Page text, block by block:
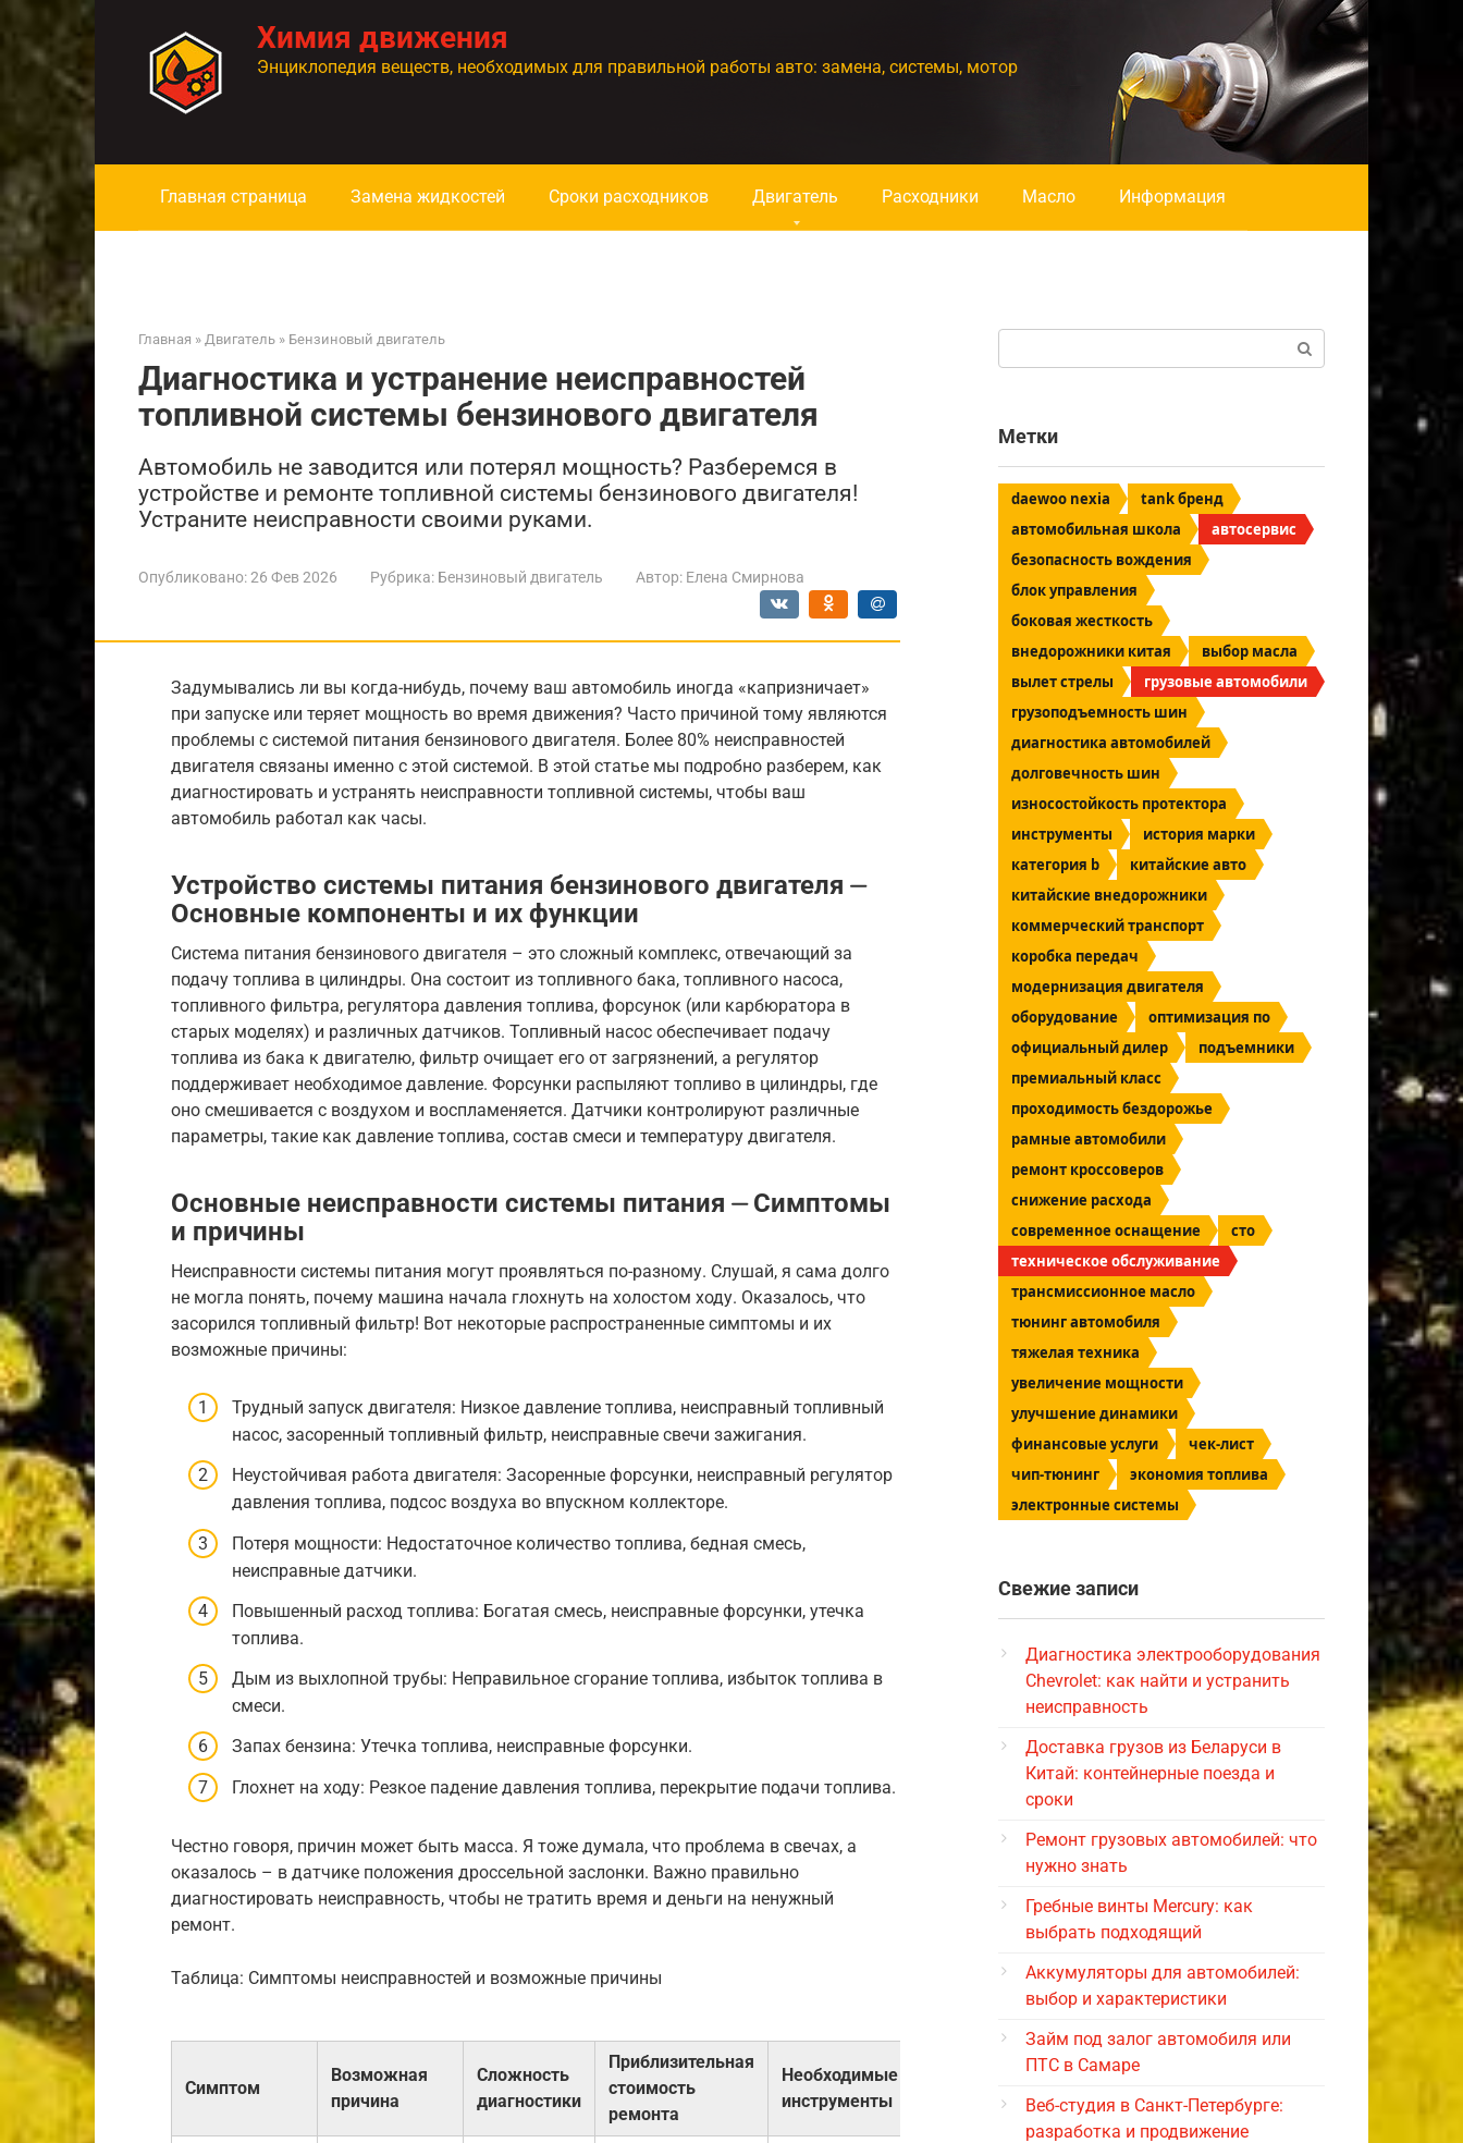
контенту
Химия движения
Энциклопедия веществ, необходимых для правильной работы авто: замена, системы, мотор
Главная страница Замена жидкостей Сроки расходников Двигатель Расходники Масло Информация
Главная » Двигатель » Бензиновый двигатель
Диагностика и устранение неисправностей
топливной системы бензинового двигателя
Автомобиль не заводится или потерял мощность? Разберемся в
устройстве и ремонте топливной системы бензинового двигателя!
Устраните неисправности своими руками.
Опубликовано:26 Фев 2026 Рубрика: Бензиновый двигатель Автор: Елена Смирнова
Задумывались ли вы когда-нибудь, почему ваш автомобиль иногда «капризничает»
при запуске или теряет мощность во время движения? Часто причиной тому являются
проблемы с системой питания бензинового двигателя. Более 80% неисправностей
двигателя связаны именно с этой системой. В этой статье мы подробно разберем, как
диагностировать и устранять неисправности топливной системы, чтобы ваш
автомобиль работал как часы.
Устройство системы питания бензинового двигателя ⏤
Основные компоненты и их функции
Система питания бензинового двигателя – это сложный комплекс, отвечающий за
подачу топлива в цилиндры. Она состоит из топливного бака, топливного насоса,
топливного фильтра, регулятора давления топлива, форсунок (или карбюратора в
старых моделях) и различных датчиков. Топливный насос обеспечивает подачу
топлива из бака к двигателю, фильтр очищает его от загрязнений, а регулятор
поддерживает необходимое давление. Форсунки распыляют топливо в цилиндры, где
оно смешивается с воздухом и воспламеняется. Датчики контролируют различные
параметры, такие как давление топлива, состав смеси и температуру двигателя.
Основные неисправности системы питания ⏤ Симптомы
и причины
Неисправности системы питания могут проявляться по-разному. Слушай, я сама долго
не могла понять, почему машина начала глохнуть на холостом ходу. Оказалось, что
засорился топливный фильтр! Вот некоторые распространенные симптомы и их
возможные причины:
Трудный запуск двигателя: Низкое давление топлива, неисправный топливный
насос, засоренный топливный фильтр, неисправные свечи зажигания.
Неустойчивая работа двигателя: Засоренные форсунки, неисправный регулятор
давления топлива, подсос воздуха во впускном коллекторе.
Потеря мощности: Недостаточное количество топлива, бедная смесь,
неисправные датчики.
Повышенный расход топлива: Богатая смесь, неисправные форсунки, утечка
топлива.
Дым из выхлопной трубы: Неправильное сгорание топлива, избыток топлива в
смеси.
Запах бензина: Утечка топлива, неисправные форсунки.
Глохнет на ходу: Резкое падение давления топлива, перекрытие подачи топлива.
Честно говоря, причин может быть масса. Я тоже думала, что проблема в свечах, а
оказалось – в датчике положения дроссельной заслонки. Важно правильно
диагностировать неисправность, чтобы не тратить время и деньги на ненужный
ремонт.
Таблица: Симптомы неисправностей и возможные причины
Симптом
Возможная
причина
Сложность
диагностики
Приблизительная
стоимость
ремонта
Необходимые
инструменты
Метки
daewoo nexia
tank бренд
автомобильная школа
автосервис
безопасность вождения
блок управления
боковая жесткость
внедорожники китая
выбор масла
вылет стрелы
грузовые автомобили
грузоподъемность шин
диагностика автомобилей
долговечность шин
износостойкость протектора
инструменты
история марки
категория b
китайские авто
китайские внедорожники
коммерческий транспорт
коробка передач
модернизация двигателя
оборудование
оптимизация по
официальный дилер
подъемники
премиальный класс
проходимость бездорожье
рамные автомобили
ремонт кроссоверов
снижение расхода
современное оснащение
сто
техническое обслуживание
трансмиссионное масло
тюнинг автомобиля
тяжелая техника
увеличение мощности
улучшение динамики
финансовые услуги
чек-лист
чип-тюнинг
экономия топлива
электронные системы
Свежие записи
Диагностика электрооборудования
Chevrolet: как найти и устранить
неисправность
Доставка грузов из Беларуси в
Китай: контейнерные поезда и
сроки
Ремонт грузовых автомобилей: что
нужно знать
Гребные винты Mercury: как
выбрать подходящий
Аккумуляторы для автомобилей:
выбор и характеристики
Займ под залог автомобиля или
ПТС в Самаре
Веб-студия в Санкт-Петербурге:
разработка и продвижение